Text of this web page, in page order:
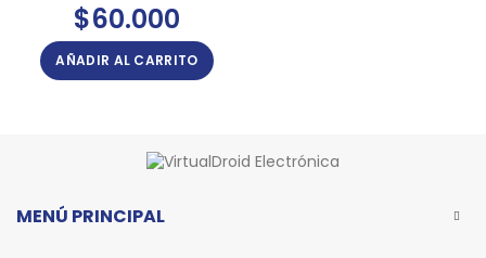
$60.000
AÑADIR AL CARRITO
MENÚ PRINCIPAL